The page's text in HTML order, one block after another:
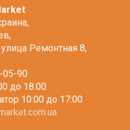
,
,
Ремонтная 8,
05-90
до 18:00
10:00 до 17:00